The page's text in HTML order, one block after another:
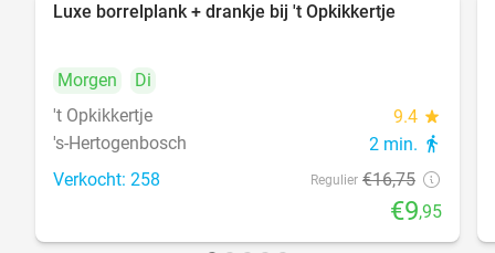
Luxe borrelplank + drankje bij 't Opkikkertje
Morgen
Di
't Opkikkertje
9.4 star
's-Hertogenbosch 2 min. directions_walk
Verkocht: 258 Regulier €16,75
€9,95